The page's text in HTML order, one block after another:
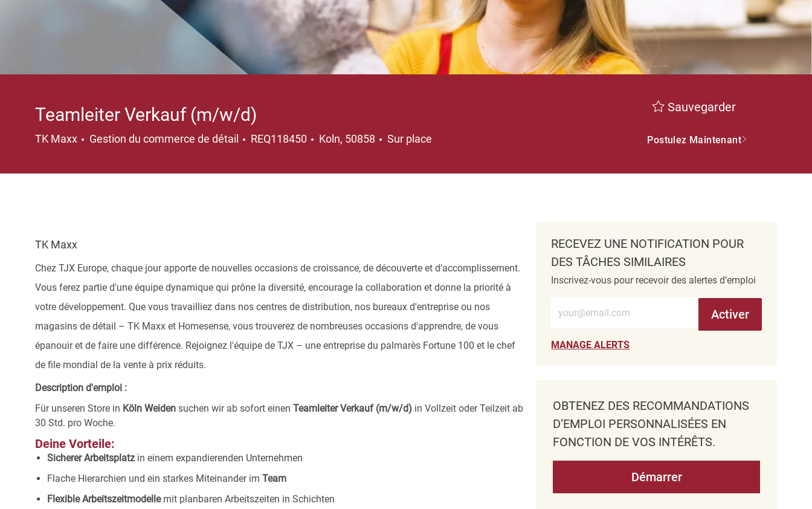
Teamleiter Verkauf (m/w/d)
TK Maxx Catégorie
Gestion du commerce de détail REQ118450 Emplacement
Koln, 50858 Sur place
Sauvegarder
Postulez Maintenant
TK Maxx
Chez TJX Europe, chaque jour apporte de nouvelles occasions de croissance, de découverte et d’accomplissement.
Vous ferez partie d'une équipe dynamique qui prône la diversité, encourage la collaboration et donne la priorité à
votre développement. Que vous travailliez dans nos centres de distribution, nos bureaux d'entreprise ou nos
magasins de détail – TK Maxx et Homesense, vous trouverez de nombreuses occasions d'apprendre, de vous
épanouir et de faire une différence. Rejoignez l'équipe de TJX – une entreprise du palmarès Fortune 100 et le chef
de file mondial de la vente à prix réduits.
Description d'emploi :
Für unseren Store in Köln Weiden suchen wir ab sofort einen Teamleiter Verkauf (m/w/d) in Vollzeit oder Teilzeit ab
30 Std. pro Woche.
Deine Vorteile:
Sicherer Arbeitsplatz in einem expandierenden Unternehmen
Flache Hierarchien und ein starkes Miteinander im Team
Flexible Arbeitszeitmodelle mit planbaren Arbeitszeiten in Schichten
RECEVEZ UNE NOTIFICATION POUR
DES TÂCHES SIMILAIRES
Inscrivez-vous pour recevoir des alertes d’emploi
Entrez l’adresse e-mail (obligatoire)
Activer
MANAGE ALERTS
OBTENEZ DES RECOMMANDATIONS
D’EMPLOI PERSONNALISÉES EN
FONCTION DE VOS INTÉRÊTS.
Démarrer